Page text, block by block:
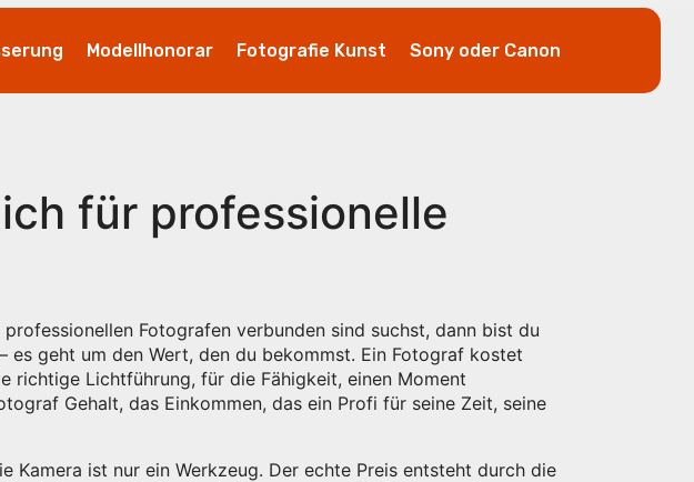
Modellhonorar Fotografie Kunst Sony oder Canon
für professionelle
Fotografen verbunden sind suchst, dann bist du
geht um den Wert, den du bekommst. Ein Fotograf kostet
richtige Lichtführung, für die Fähigkeit, einen Moment
Gehalt, das Einkommen, das ein Profi für seine Zeit, seine
Kamera ist nur ein Werkzeug. Der echte Preis entsteht durch die